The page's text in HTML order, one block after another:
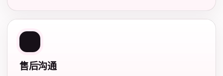
售后沟通